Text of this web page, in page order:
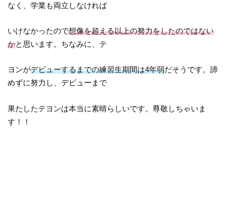
なく、学業も両立しなければ
いけなかったので想像を超える以上の努力をしたのではない
かと思います。ちなみに、テ
ヨンがデビューするまでの練習生期間は4年弱だそうです。諦
めずに努力し、デビューまで
果たしたテヨンは本当に素晴らしいです。尊敬しちゃいま
す！！